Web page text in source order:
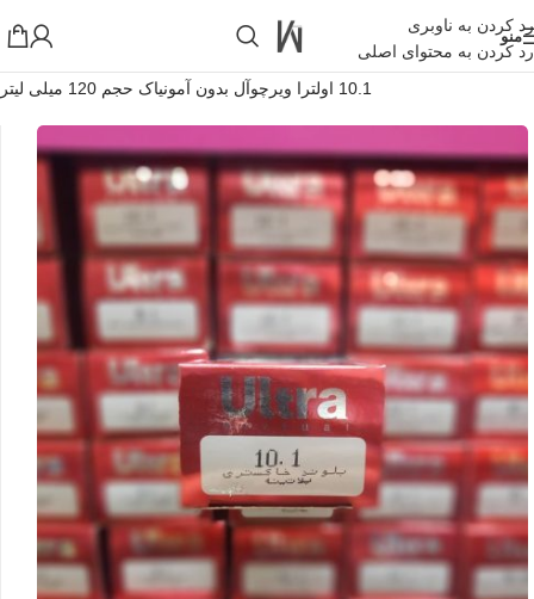
رد کردن به ناوبری
رد کردن به محتوای اصلی
ویژه بهرمند شوید!
منو
خانه »فروشگاه اینترنتی واکارنا
10.1 اولترا ویرچوآل بدون آمونیاک حجم 120 میلی لیتر